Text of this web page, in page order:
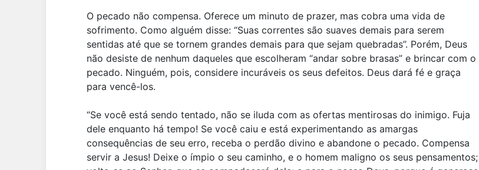
O pecado não compensa. Oferece um minuto de prazer, mas cobra uma vida de
sofrimento. Como alguém disse: “Suas correntes são suaves demais para serem
sentidas até que se tornem grandes demais para que sejam quebradas”. Porém, Deus
não desiste de nenhum daqueles que escolheram “andar sobre brasas” e brincar com o
pecado. Ninguém, pois, considere incuráveis os seus defeitos. Deus dará fé e graça
para vencê-los.
“Se você está sendo tentado, não se iluda com as ofertas mentirosas do inimigo. Fuja
dele enquanto há tempo! Se você caiu e está experimentando as amargas
consequências de seu erro, receba o perdão divino e abandone o pecado. Compensa
servir a Jesus! Deixe o ímpio o seu caminho, e o homem maligno os seus pensamentos;